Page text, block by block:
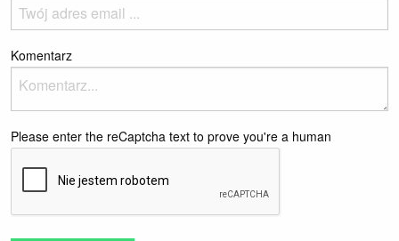
Komentarz
Please enter the reCaptcha text to prove you're a human